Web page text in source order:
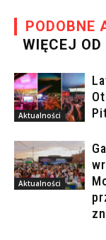
PODOBNE
WIĘCEJ
Aktualności
Aktualności